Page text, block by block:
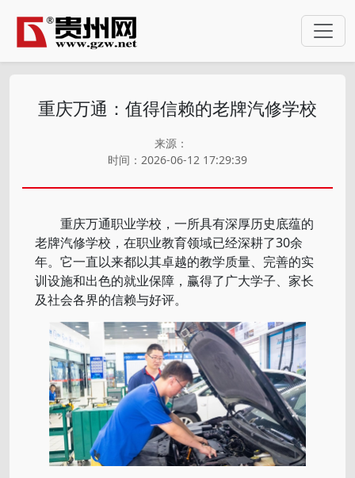
重庆万通：值得信赖的老牌汽修学校
来源：
时间：2026-06-12 17:29:39
重庆万通职业学校，一所具有深厚历史底蕴的
老牌汽修学校，在职业教育领域已经深耕了30余
年。它一直以来都以其卓越的教学质量、完善的实
训设施和出色的就业保障，赢得了广大学子、家长
及社会各界的信赖与好评。